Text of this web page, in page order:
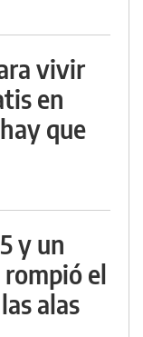
vivir
en
que
y un
rompió el
alas